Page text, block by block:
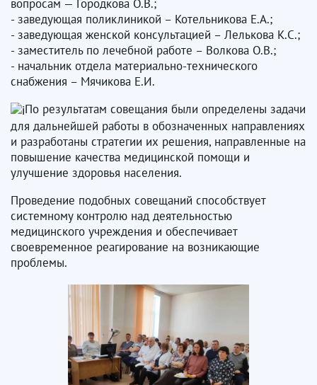
вопросам — Городкова О.В.;
- заведующая поликлиникой – Котельникова Е.А.;
- заведующая женской консультацией – Лелькова К.С.;
- заместитель по лечебной работе – Волкова О.В.;
- начальник отдела материально-технического
снабжения – Мячикова Е.И.
По результатам совещания были определены задачи
для дальнейшей работы в обозначенных направлениях
и разработаны стратегии их решения, направленные на
повышение качества медицинской помощи и
улучшение здоровья населения.
Проведение подобных совещаний способствует
системному контролю над деятельностью
медицинского учреждения и обеспечивает
своевременное реагирование на возникающие
проблемы.